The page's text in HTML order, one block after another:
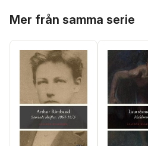
Mer från samma serie